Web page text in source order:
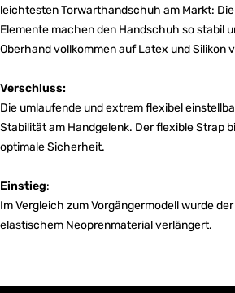
leichtesten Torwarthandschuh am Markt: Die
Elemente machen den Handschuh so stabil
Oberhand vollkommen auf Latex und Silikon
Verschluss:
Die umlaufende und extrem flexibel
Stabilität am Handgelenk. Der flexible Strap
optimale Sicherheit.
Einstieg:
Im Vergleich zum Vorgängermodell wurde
elastischem Neoprenmaterial verlängert.